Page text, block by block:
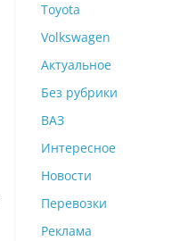
Toyota
Volkswagen
Актуальное
Без рубрики
ВАЗ
Интересное
Новости
Перевозки
Реклама